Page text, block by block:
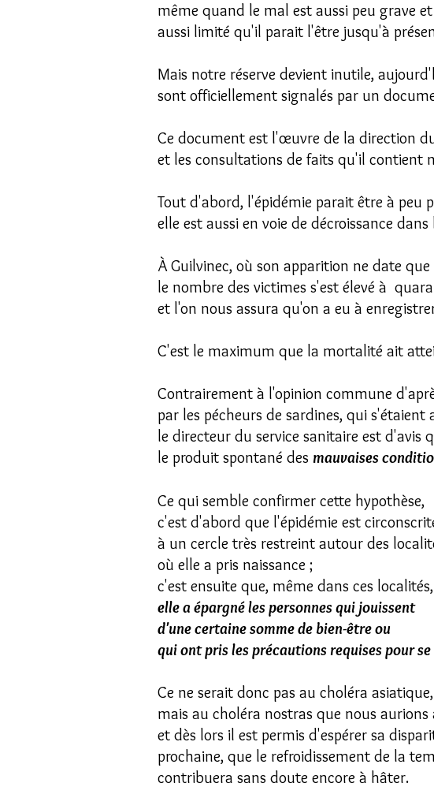
même quand le mal est aussi peu grave et
aussi limité qu'il parait l'être jusqu'à
Mais notre réserve devient inutile,
sont officiellement signalés par un
Ce document est l'œuvre de la direction
et les consultations de faits qu'il contient
Tout d'abord, l'épidémie parait être à peu
elle est aussi en voie de décroissance dans
À Guilvinec, où son apparition ne date
le nombre des victimes s'est élevé à
et l'on nous assura qu'on a eu à
C'est le maximum que la mortalité ait
Contrairement à l'opinion commune
par les pécheurs de sardines, qui
le directeur du service sanitaire est d'avis
le produit spontané des mauvaises
Ce qui semble confirmer cette hypothèse,
c'est d'abord que l'épidémie est
à un cercle très restreint autour des
où elle a pris naissance ;
c'est ensuite que, même dans ces localités,
elle a épargné les personnes qui jouissent
d'une certaine somme de bien-être ou
qui ont pris les précautions requises pour
Ce ne serait donc pas au choléra asiatique,
mais au choléra nostras que nous aurions
et dès lors il est permis d'espérer sa
prochaine, que le refroidissement de la
contribuera sans doute encore à hâter.